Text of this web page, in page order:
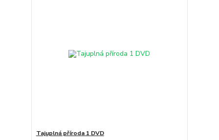
Tajuplná příroda 1 DVD